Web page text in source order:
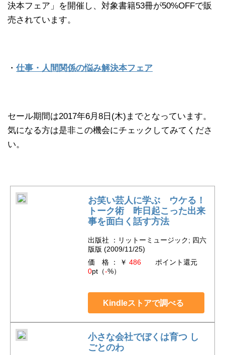
決本フェア」を開催し、対象書籍53冊が50%OFFで販
売されています。
・ 仕事・人間関係の悩み解決本フェア
セール期間は2017年6月8日(木)までとなっています。
気になる方は是非この機会にチェックしてみてくださ
い。
お笑い芸人に学ぶ ウケる！
トーク術 昨日起こった出来
事を面白く話す方法
出版社 ：リットーミュージック; 四六
版版 (2009/11/25)
価 格 ： ￥ 486ポイント還元
0pt（-%）
Kindleストアで調べる
小さな会社でぼくは育つ し
ごとのわ